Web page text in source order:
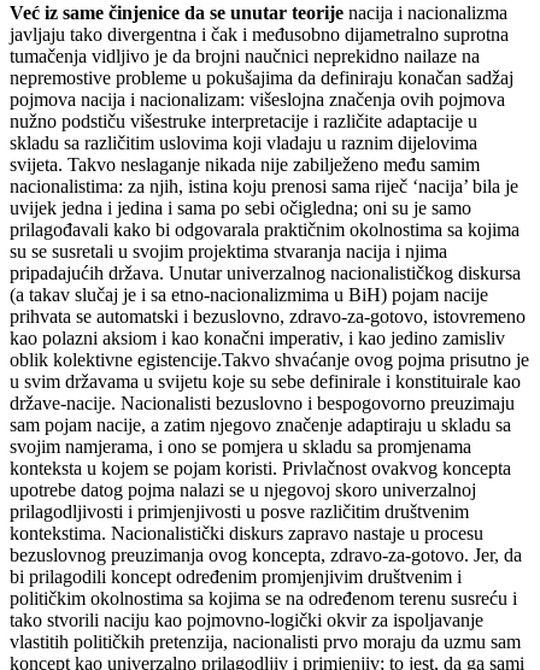
Već iz same činjenice da se unutar teorije nacija i nacionalizma
javljaju tako divergentna i čak i međusobno dijametralno suprotna
tumačenja vidljivo je da brojni naučnici neprekidno nailaze na
nepremostive probleme u pokušajima da definiraju konačan sadžaj
pojmova nacija i nacionalizam: višeslojna značenja ovih pojmova
nužno podstiču višestruke interpretacije i različite adaptacije u
skladu sa različitim uslovima koji vladaju u raznim dijelovima
svijeta. Takvo neslaganje nikada nije zabilježeno među samim
nacionalistima: za njih, istina koju prenosi sama riječ ‘nacija’ bila je
uvijek jedna i jedina i sama po sebi očigledna; oni su je samo
prilagođavali kako bi odgovarala praktičnim okolnostima sa kojima
su se susretali u svojim projektima stvaranja nacija i njima
pripadajućih država. Unutar univerzalnog nacionalističkog diskursa
(a takav slučaj je i sa etno-nacionalizmima u BiH) pojam nacije
prihvata se automatski i bezuslovno, zdravo-za-gotovo, istovremeno
kao polazni aksiom i kao konačni imperativ, i kao jedino zamisliv
oblik kolektivne egistencije.Takvo shvaćanje ovog pojma prisutno je
u svim državama u svijetu koje su sebe definirale i konstituirale kao
države-nacije. Nacionalisti bezuslovno i bespogovorno preuzimaju
sam pojam nacije, a zatim njegovo značenje adaptiraju u skladu sa
svojim namjerama, i ono se pomjera u skladu sa promjenama
konteksta u kojem se pojam koristi. Privlačnost ovakvog koncepta
upotrebe datog pojma nalazi se u njegovoj skoro univerzalnoj
prilagodljivosti i primjenjivosti u posve različitim društvenim
kontekstima. Nacionalistički diskurs zapravo nastaje u procesu
bezuslovnog preuzimanja ovog koncepta, zdravo-za-gotovo. Jer, da
bi prilagodili koncept određenim promjenjivim društvenim i
političkim okolnostima sa kojima se na određenom terenu susreću i
tako stvorili naciju kao pojmovno-logički okvir za ispoljavanje
vlastitih političkih pretenzija, nacionalisti prvo moraju da uzmu sam
koncept kao univerzalno prilagodljiv i primjenjiv; to jest, da ga sami